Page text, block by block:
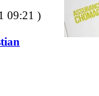
09:21 )